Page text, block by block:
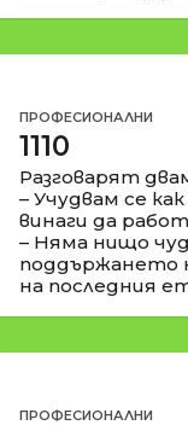
ПРОФЕСИОНАЛНИ
1110
Разговарят
– Учудвам се
винаги да
– Няма нищо
поддържането
на последния
ПРОФЕСИОНАЛНИ